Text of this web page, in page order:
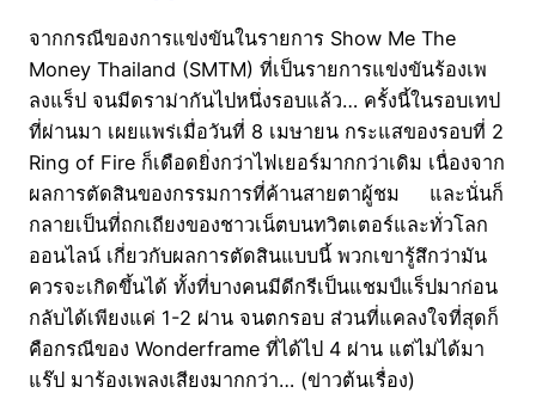
จากกรณีของการแข่งขันในรายการ Show Me The
Money Thailand (SMTM) ที่เป็นรายการแข่งขันร้องเพ
ลงแร็ป จนมีดราม่ากันไปหนึ่งรอบแล้ว… ครั้งนี้ในรอบเทป
ที่ผ่านมา เผยแพร่เมื่อวันที่ 8 เมษายน กระแสของรอบที่ 2
Ring of Fire ก็เดือดยิ่งกว่าไฟเยอร์มากกว่าเดิม เนื่องจาก
ผลการตัดสินของกรรมการที่ค้านสายตาผู้ชม และนั่นก็
กลายเป็นที่ถกเถียงของชาวเน็ตบนทวิตเตอร์และทั่วโลก
ออนไลน์ เกี่ยวกับผลการตัดสินแบบนี้ พวกเขารู้สึกว่ามัน
ควรจะเกิดขึ้นได้ ทั้งที่บางคนมีดีกรีเป็นแชมป์แร็ปมาก่อน
กลับได้เพียงแค่ 1-2 ผ่าน จนตกรอบ ส่วนที่แคลงใจที่สุดก็
คือกรณีของ Wonderframe ที่ได้ไป 4 ผ่าน แต่ไม่ได้มา
แร๊ป มาร้องเพลงเสียงมากกว่า… (ข่าวต้นเรื่อง)